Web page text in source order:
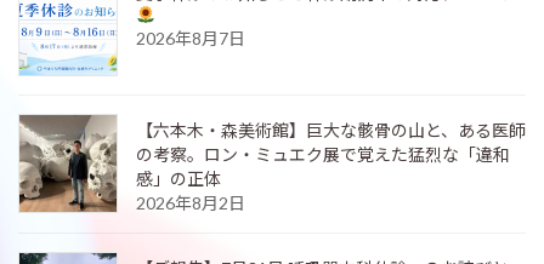
2026年8月7日
【六本木・森美術館】巨大な骸骨の山と、ある医師
の考察。ロン・ミュエク展で覚えた猛烈な「違和
感」の正体
2026年8月2日